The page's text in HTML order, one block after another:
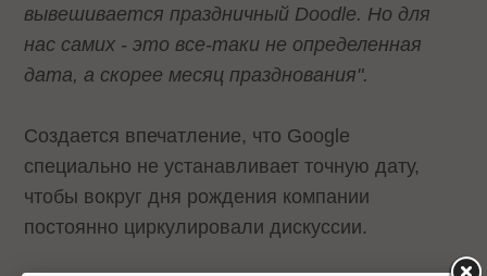
вывешивается праздничный Doodle. Но для
нас самих - это все-таки не определенная
дата, а скорее месяц празднования".
Создается впечатление, что Google
специально не устанавливает точную дату,
чтобы вокруг дня рождения компании
постоянно циркулировали дискуссии.